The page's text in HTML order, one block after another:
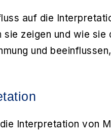
auf die
zeigen und wie sie
und
Interpretation von